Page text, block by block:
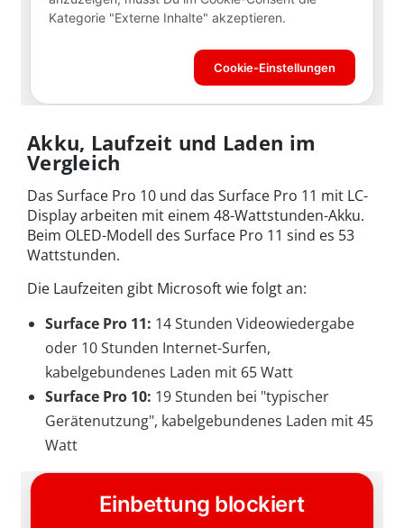
Akku, Laufzeit und Laden im
Vergleich
Das Surface Pro 10 und das Surface Pro 11 mit LC-
Display arbeiten mit einem 48-Wattstunden-Akku.
Beim OLED-Modell des Surface Pro 11 sind es 53
Wattstunden.
Die Laufzeiten gibt Microsoft wie folgt an:
Surface Pro 11: 14 Stunden Videowiedergabe
oder 10 Stunden Internet-Surfen,
kabelgebundenes Laden mit 65 Watt
Surface Pro 10: 19 Stunden bei "typischer
Gerätenutzung", kabelgebundenes Laden mit 45
Watt